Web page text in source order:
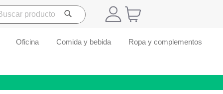
Oficina Comida y bebida Ropa y complementos